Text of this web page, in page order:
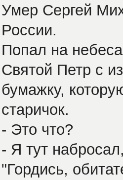
Умер Сергей
России.
Попал на
Святой Петр с
бумажку,
старичок.
- Это что?
- Я тут
"Гордись,